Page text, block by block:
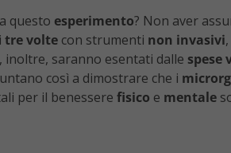
questo esperimento? Non aver
trevolte con strumenti non invasivi
inoltre, saranno esentati dalle spese
così a dimostrare che i
per il benessere fisico e mentale